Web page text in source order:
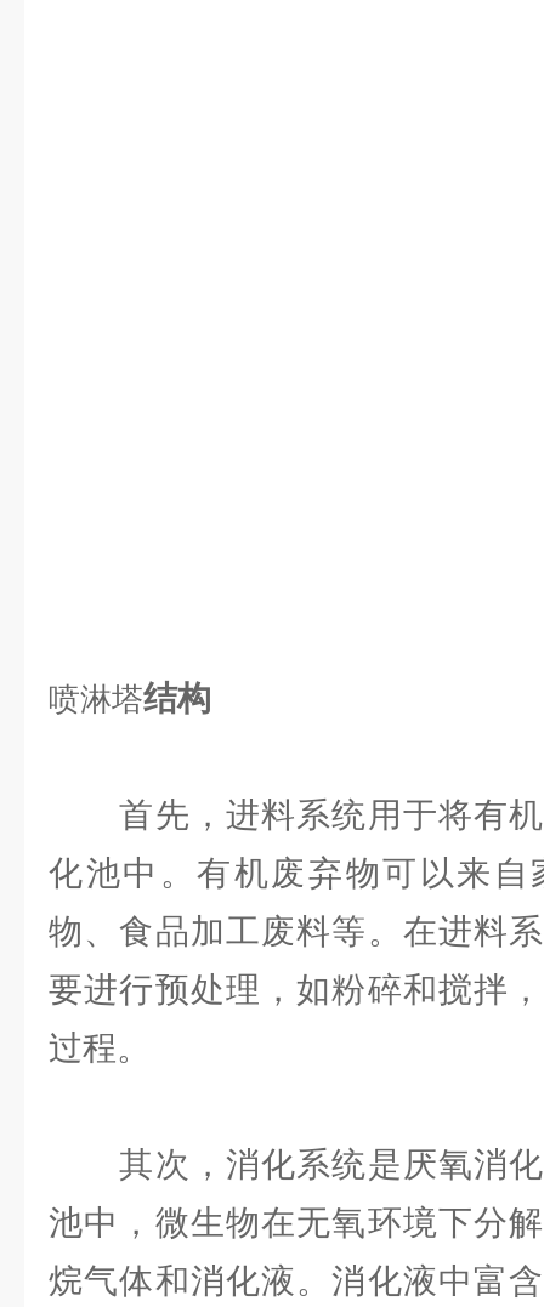
喷淋塔结构
首先，进料系统用于将有机
化池中。有机废弃物可以来自
物、食品加工废料等。在进料
要进行预处理，如粉碎和搅拌
过程。
其次，消化系统是厌氧消化
池中，微生物在无氧环境下分
烷气体和消化液。消化液中富